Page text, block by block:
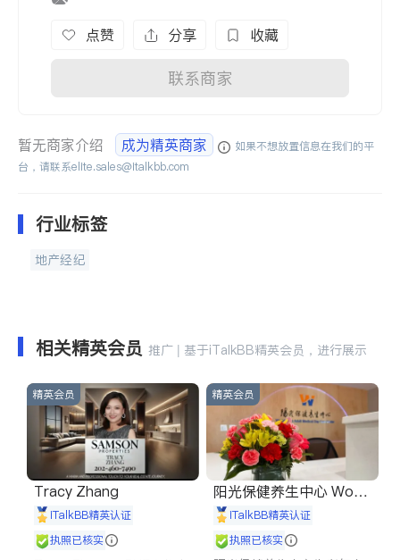
点赞 分享 收藏
联系商家
暂无商家介绍 成为精英商家
如果不想放置信息在我们的平
台，请联系elite.sales@italkbb.com
行业标签
地产经纪
相关精英会员 推广 | 基于iTalkBB精英会员，进行展示
精英会员
Tracy Zhang
iTalkBB精英认证
执照已核实
精英会员
阳光保健养生中心 World
shine
iTalkBB精英认证
执照已核实